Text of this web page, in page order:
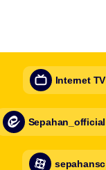
Internet TV
Sepahan_official
sepahansc